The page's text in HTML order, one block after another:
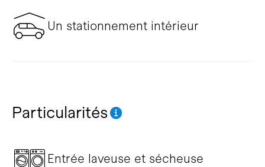
Un stationnement intérieur
Particularités
Entrée laveuse et sécheuse